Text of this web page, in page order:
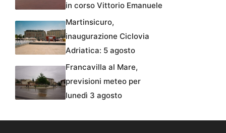
in corso Vittorio Emanuele
Martinsicuro,
inaugurazione Ciclovia
Adriatica: 5 agosto
Francavilla al Mare,
previsioni meteo per
lunedì 3 agosto